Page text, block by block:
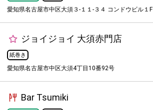
愛知県名古屋市中区大須３-１１-３４ コンドウビル１F
ジョイジョイ 大須赤門店
紙巻き
愛知県名古屋市中区大須4丁目10番92号
Bar Tsumiki